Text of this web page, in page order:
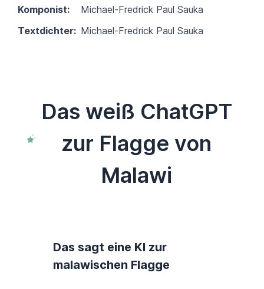
Komponist:
Michael-Fredrick Paul Sauka
Textdichter: Michael-Fredrick Paul Sauka
Das weiß ChatGPT
zur Flagge von
Malawi
Das sagt eine KI zur
malawischen Flagge